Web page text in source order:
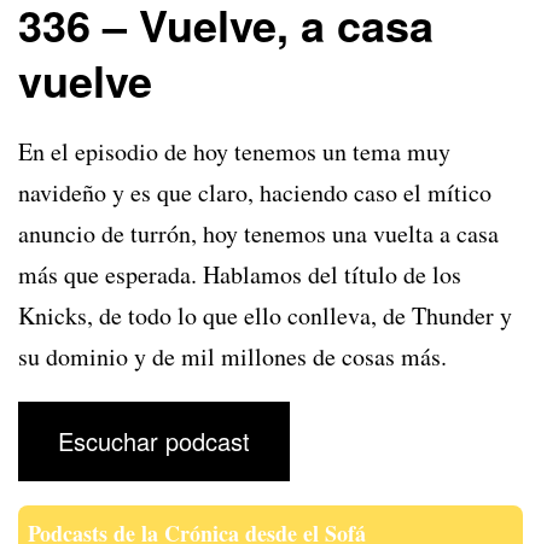
336 – Vuelve, a casa
vuelve
En el episodio de hoy tenemos un tema muy
navideño y es que claro, haciendo caso el mítico
anuncio de turrón, hoy tenemos una vuelta a casa
más que esperada. Hablamos del título de los
Knicks, de todo lo que ello conlleva, de Thunder y
su dominio y de mil millones de cosas más.
Escuchar podcast
Podcasts de la Crónica desde el Sofá